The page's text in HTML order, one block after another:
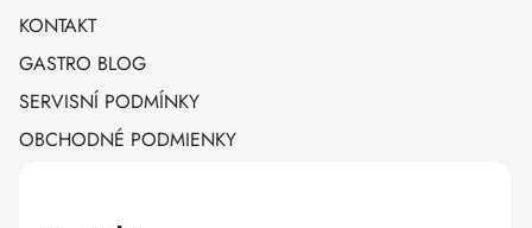
KONTAKT
GASTRO BLOG
SERVISNÍ PODMÍNKY
OBCHODNÉ PODMIENKY